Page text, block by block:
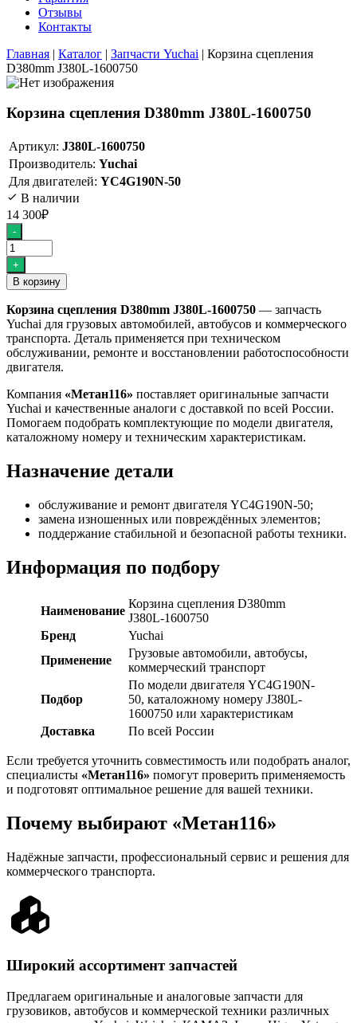
Отзывы
Контакты
Главная | Каталог | Запчасти Yuchai | Корзина сцепления
D380mm J380L-1600750
Корзина сцепления D380mm J380L-1600750
Артикул: J380L-1600750
Производитель: Yuchai
Для двигателей: YC4G190N-50
В наличии
14 300₽
Количество
товара
Корзина
сцепления
D380mm
1600750
-
+
В корзину
Корзина сцепления D380mm J380L-1600750 — запчасть
Yuchai для грузовых автомобилей, автобусов и коммерческого
транспорта. Деталь применяется при техническом
обслуживании, ремонте и восстановлении работоспособности
двигателя.
Компания «Метан116» поставляет оригинальные запчасти
Yuchai и качественные аналоги с доставкой по всей России.
Помогаем подобрать комплектующие по модели двигателя,
каталожному номеру и техническим характеристикам.
Назначение детали
обслуживание и ремонт двигателя YC4G190N-50;
замена изношенных или повреждённых элементов;
поддержание стабильной и безопасной работы техники.
Информация по подбору
Наименование
Корзина сцепления D380mm
J380L-1600750
Бренд
Yuchai
Применение
Грузовые автомобили, автобусы,
коммерческий транспорт
Подбор
По модели двигателя YC4G190N-
50, каталожному номеру J380L-
1600750 или характеристикам
Доставка
По всей России
Если требуется уточнить совместимость или подобрать аналог,
специалисты «Метан116» помогут проверить применяемость
и подготовят оптимальное решение для вашей техники.
Почему выбирают «Метан116»
Надёжные запчасти, профессиональный сервис и решения для
коммерческого транспорта.
Широкий ассортимент запчастей
Предлагаем оригинальные и аналоговые запчасти для
грузовиков, автобусов и коммерческой техники различных